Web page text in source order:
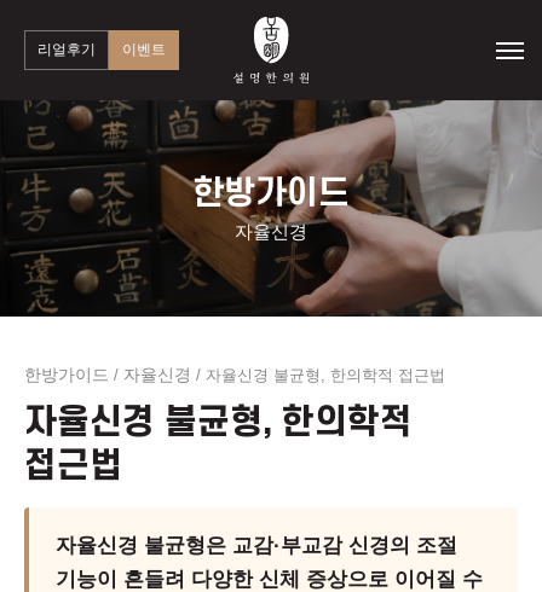
리얼후기 이벤트
한방가이드
자율신경
한방가이드 / 자율신경 / 자율신경 불균형, 한의학적 접근법
자율신경 불균형, 한의학적
접근법
자율신경 불균형은 교감·부교감 신경의 조절
기능이 흔들려 다양한 신체 증상으로 이어질 수